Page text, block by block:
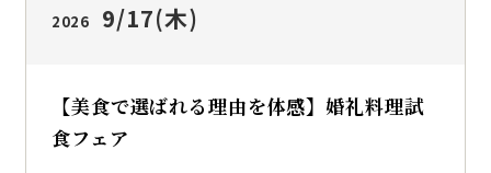
2026 9/17(木)
【美食で選ばれる理由を体感】婚礼料理試
食フェア